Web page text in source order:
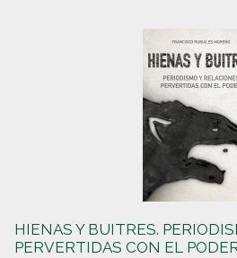
HIENAS Y BUITRES.
PERVERTIDAS CON EL